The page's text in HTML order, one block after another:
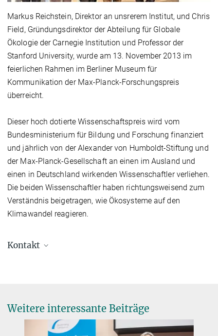
Markus Reichstein, Direktor an unsrerem Institut, und Chris
Field, Gründungsdirektor der Abteilung für Globale
Ökologie der Carnegie Institution und Professor der
Stanford University, wurde am 13. November 2013 im
feierlichen Rahmen im Berliner Museum für
Kommunikation der Max-Planck-Forschungspreis
überreicht.
Dieser hoch dotierte Wissenschaftspreis wird vom
Bundesministerium für Bildung und Forschung finanziert
und jährlich von der Alexander von Humboldt-Stiftung und
der Max-Planck-Gesellschaft an einen im Ausland und
einen in Deutschland wirkenden Wissenschaftler verliehen.
Die beiden Wissenschaftler haben richtungsweisend zum
Verständnis beigetragen, wie Ökosysteme auf den
Klimawandel reagieren.
Kontakt
+49 3641 57-7200
reichstein-office@...
Weitere interessante Beiträge